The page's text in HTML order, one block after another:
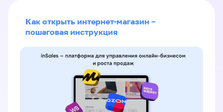
Как открыть интернет-магазин –
пошаговая инструкция